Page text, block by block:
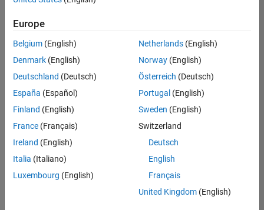
d'emploi
correspondant
à vos
critères
de
recherche.
Vous
pouvez
élargir
votre
recherche
ou
afficher
l’ensemble
Europe
Belgium (English)
Denmark (English)
Deutschland (Deutsch)
España (Español)
Finland (English)
France (Français)
Ireland (English)
Italia (Italiano)
Luxembourg (English)
Netherlands(English)
Norway(English)
Österreich (Deutsch)
Portugal (English)
Sweden (English)
Switzerland
Deutsch
English
Français
United Kingdom(English)